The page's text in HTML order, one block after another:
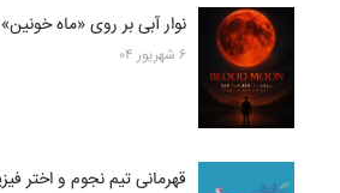
نوار آبی بر روی «ماه خونین»
۶ شهریور ۰۴